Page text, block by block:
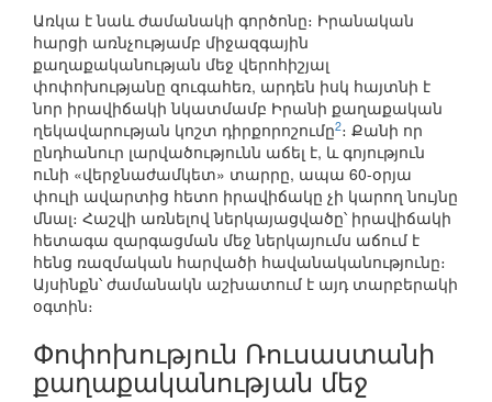
Առկա է նաև ժամանակի գործոնը։ Իրանական
հարցի առնչությամբ միջազգային
քաղաքականության մեջ վերոհիշյալ
փոփոխությանը զուգահեռ, արդեն իսկ հայտնի է
նոր իրավիճակի նկատմամբ Իրանի քաղաքական
ղեկավարության կոշտ դիրքորոշումը2։ Քանի որ
ընդհանուր լարվածությունն աճել է, և գոյություն
ունի «վերջնաժամկետ» տարրը, ապա 60-օրյա
փուլի ավարտից հետո իրավիճակը չի կարող նույնը
մնալ։ Հաշվի առնելով ներկայացվածը՝ իրավիճակի
հետագա զարգացման մեջ ներկայումս աճում է
հենց ռազմական հարվածի հավանականությունը։
Այսինքն՝ ժամանակն աշխատում է այդ տարբերակի
օգտին։
Փոփոխություն Ռուսաստանի
քաղաքականության մեջ